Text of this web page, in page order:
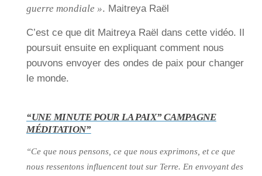
guerre mondiale ». Maitreya Raël
C’est ce que dit Maitreya Raël dans cette vidéo. Il
poursuit ensuite en expliquant comment nous
pouvons envoyer des ondes de paix pour changer
le monde.
“UNE MINUTE POUR LA PAIX” CAMPAGNE
MÉDITATION”
“Ce que nous pensons, ce que nous exprimons, et ce que
nous ressentons influencent tout sur Terre. En envoyant des